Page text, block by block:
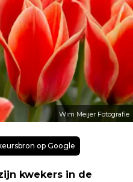
Wim Meijer Fotografie
op Google
kwekers in de